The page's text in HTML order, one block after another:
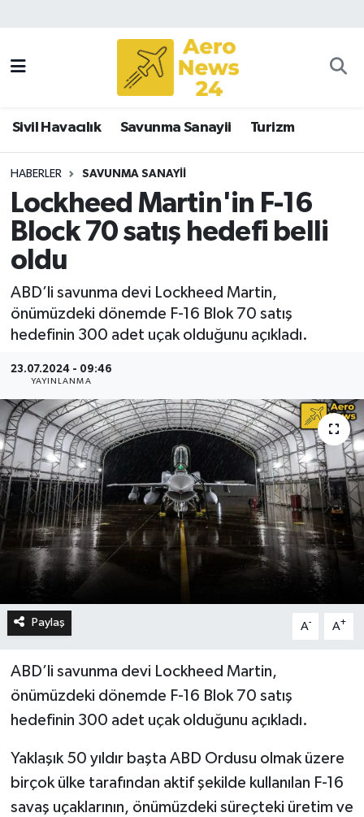
Sivil Havacılık Savunma Sanayii Turizm
HABERLER SAVUNMA SANAYII
Lockheed Martin'in F-16
Block 70 satış hedefi belli
oldu
ABD’li savunma devi Lockheed Martin,
önümüzdeki dönemde F-16 Blok 70 satış
hedefinin 300 adet uçak olduğunu açıkladı.
23.07.2024 - 09:46
YAYINLANMA
Paylaş A- A+
ABD’li savunma devi Lockheed Martin,
önümüzdeki dönemde F-16 Blok 70 satış
hedefinin 300 adet uçak olduğunu açıkladı.
Yaklaşık 50 yıldır başta ABD Ordusu olmak üzere
birçok ülke tarafından aktif şekilde kullanılan F-16
savaş uçaklarının, önümüzdeki süreçteki üretim ve